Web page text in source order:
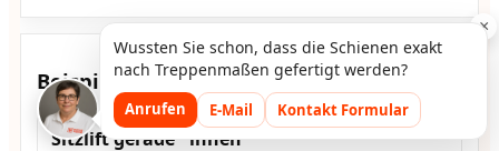
Beispiele
Sitzlift gerade · innen
×
Wussten Sie schon, dass die Schienen exakt
nach Treppenmaßen gefertigt werden?
Anrufen E-Mail Kontakt Formular